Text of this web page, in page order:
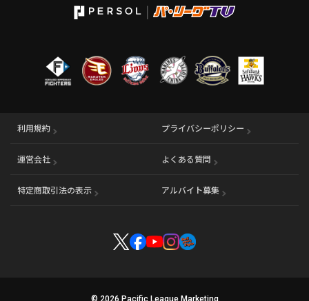
利用規約 プライバシーポリシー
運営会社 （別ウィンドウで開く） よくある質問
特定商取引法の表示 アルバイト募集 （別ウィンドウで開く
© 2026 Pacific League Marketing